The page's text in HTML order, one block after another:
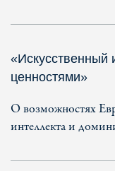
«Искусственный
ценностями»
О возможностях
интеллекта и